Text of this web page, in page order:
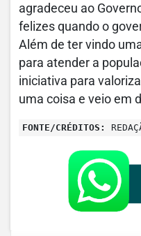
agradeceu ao
felizes quando o
Além de ter vindo
para atender a
iniciativa para
uma coisa e veio em
FONTE/CRÉDITOS: